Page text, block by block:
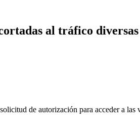
al tráfico
de autorización para acceder a las